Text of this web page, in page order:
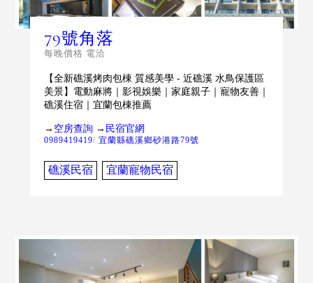
79號角落
每晚價格 電洽
【全新礁溪烤肉包棟 質感美學 - 近礁溪 水鳥保護區
美景】電動麻將｜影視娛樂｜家庭親子｜寵物友善｜
礁溪住宿｜宜蘭包棟推薦
→ 空房查詢→ 民宿官網
0989419419/ 宜蘭縣礁溪鄉砂港路79號
礁溪民宿 宜蘭寵物民宿